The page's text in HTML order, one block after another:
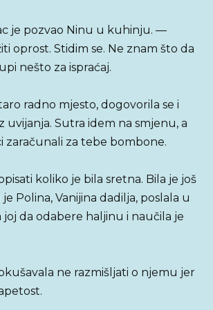
je pozvao Ninu u kuhinju. —
oprost. Stidim se. Ne znam što da
nešto za ispraćaj.
radno mjesto, dogovorila se i
uvijanja. Sutra idem na smjenu, a
zaračunali za tebe bombone.
koliko je bila sretna. Bila je još
Polina, Vanijina dadilja, poslala u
da odabere haljinu i naučila je
ne razmišljati o njemu jer